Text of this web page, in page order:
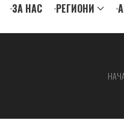
ЗА НАС РЕГИОНИ